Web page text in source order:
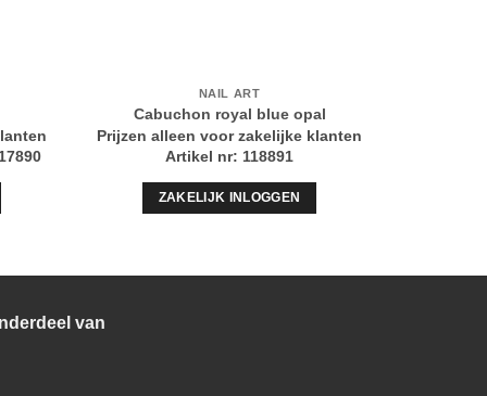
NAIL ART
Cabuchon royal blue opal
Prijzen alleen voor zakelijke klanten
Artikel nr: 118891
ZAKELIJK INLOGGEN
van